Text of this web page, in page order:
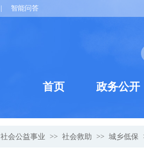
智能问答
首页 政务公开
社会公益事业 >> 社会救助 >> 城乡低保